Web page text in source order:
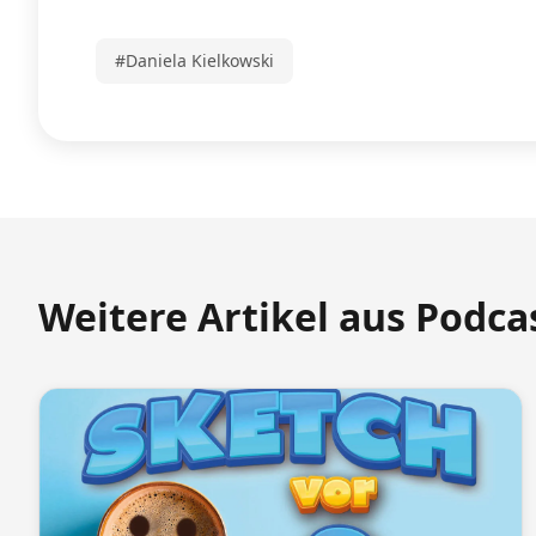
#Daniela Kielkowski
Weitere Artikel aus